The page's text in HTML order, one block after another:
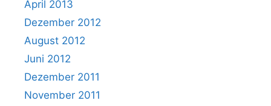
April 2013
Dezember 2012
August 2012
Juni 2012
Dezember 2011
November 2011